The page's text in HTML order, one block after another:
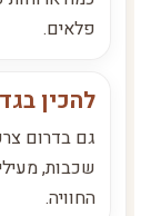
פלאים.
להכין
גם בדרום
שכבות,
החוויה.